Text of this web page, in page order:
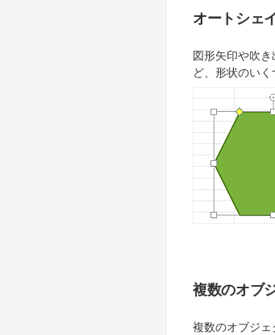
オートシェ
図形矢印や吹
ど、形状のいく
複数のオブ
複数のオブジェ